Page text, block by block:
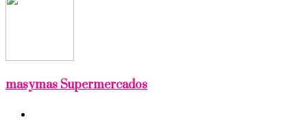
masymas Supermercados